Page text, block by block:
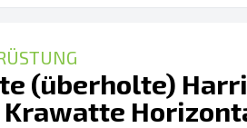
(überholte)